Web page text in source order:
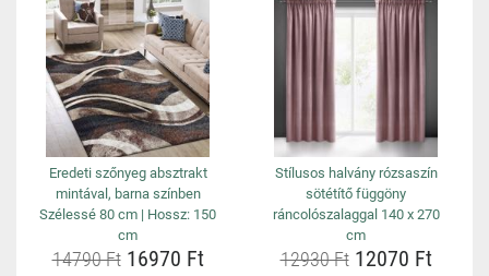
Eredeti szőnyeg absztrakt
mintával, barna színben
Szélessé 80 cm | Hossz: 150
cm
14790 Ft16970 Ft
Stílusos halvány rózsaszín
sötétítő függöny
ráncolószalaggal 140 x 270
cm
12930 Ft12070 Ft